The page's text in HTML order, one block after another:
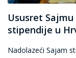
Ususret
stipendije u
Nadolazeći Sajam